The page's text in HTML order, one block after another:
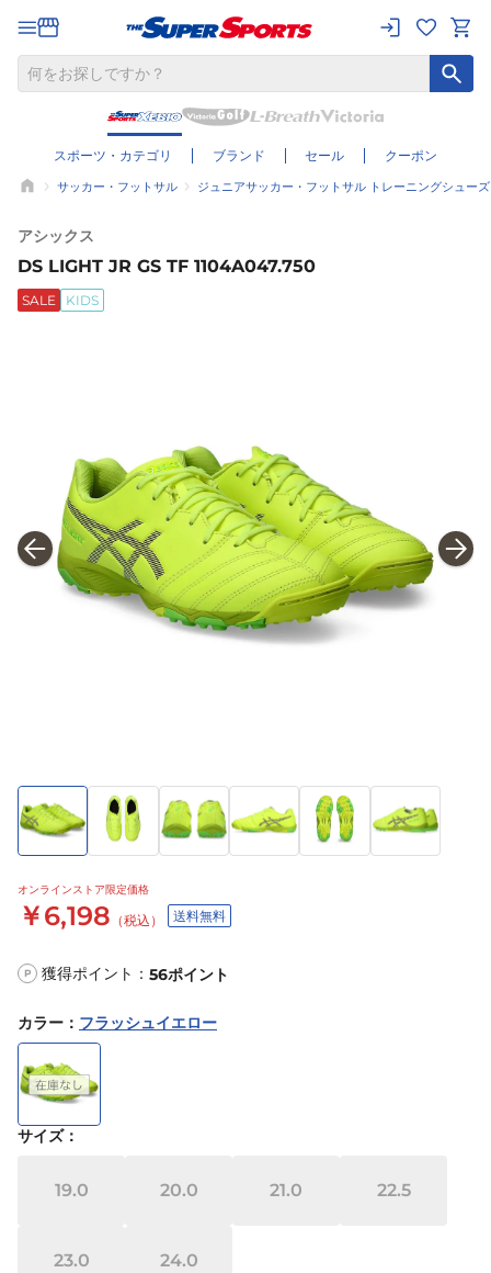
スポーツ・カテゴリ ブランド セール クーポン
サッカー・フットサル ジュニアサッカー・フットサル トレーニングシューズ
アシックス
DS LIGHT JR GS TF 1104A047.750
SALE KIDS
オンラインストア限定価格
￥6,198 （税込） 送料無料
P 獲得ポイント： 56ポイント
カラー ： フラッシュイエロー
サイズ：
19.0 20.0 21.0 22.5
23.0 24.0